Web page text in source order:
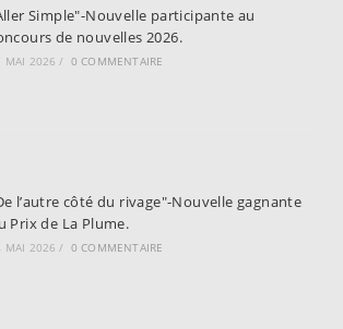
Simple"-Nouvelle participante au
de nouvelles 2026.
MAI 2026 / 0 COMMENTAIRE
l’autre côté du rivage"-Nouvelle gagnante
Prix de La Plume.
MAI 2026 / 0 COMMENTAIRE